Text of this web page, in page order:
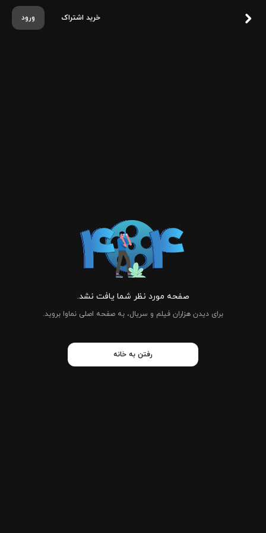
ورود خرید اشتراک
صفحه مورد نظر شما یافت نشد.
برای دیدن هزاران فیلم و سریال، به صفحه اصلی نماوا بروید.
رفتن به خانه